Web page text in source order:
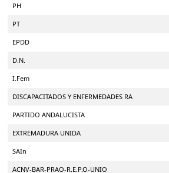
PH
PT
EPDD
D.N.
I.Fem
DISCAPACITADOS Y ENFERMEDADES RA
PARTIDO ANDALUCISTA
EXTREMADURA UNIDA
SAIn
ACNV-BAR-PRAO-R.E.P.O-UNIO